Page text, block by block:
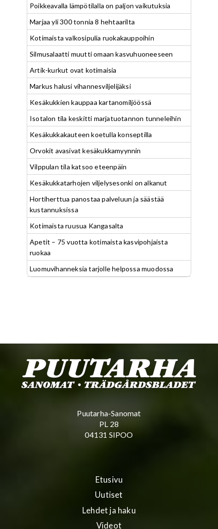
Poikkeavalla lämpötilalla on paljon vaikutuksia
Marjaa yli 300 tonnia 8 hehtaarilta
Kotimaista valkosipulia ruokakauppoihin
Silmusalaatti muutti omaan kasvuhuoneeseen
Artik-kurkut ovat kotimaisia
Markus halusi vihannesviljelijäksi
Kesäkukkien kauppaa kartanomiljöössä
Isotalon tila keskitti marjatuotannon tunneleihin
Kesäkukkakauteen koetulla konseptilla
Orvokit avasivat kesäkukkamyynnin
Vilppulan tila katsoo eteenpäin
Kesäkukkatarhojen viljelysesonki on alkanut
Hortiherttua panostaa palveluun ja säästää
kustannuksissa
Kotimaista ruusua Kangasalta
Apetit – 75 vuotta kotimaista kasvipohjaista
ruokaa
Luomuvihanneksia tarjolle helpossa muodossa
Puutarha-Sanomat
PL 28
04131 SIPOO
Etusivu
Uutiset
Lehdet ja haku
Videot